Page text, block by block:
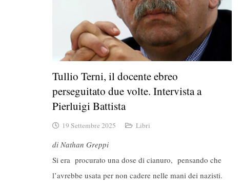
Tullio Terni, il docente ebreo
perseguitato due volte. Intervista a
Pierluigi Battista
19 Settembre 2025 Libri
di Nathan Greppi
Si era procurato una dose di cianuro, pensando che
l’avrebbe usata per non cadere nelle mani dei nazisti.